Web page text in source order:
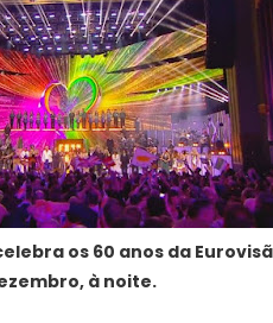
os 60 anos da
à noite.